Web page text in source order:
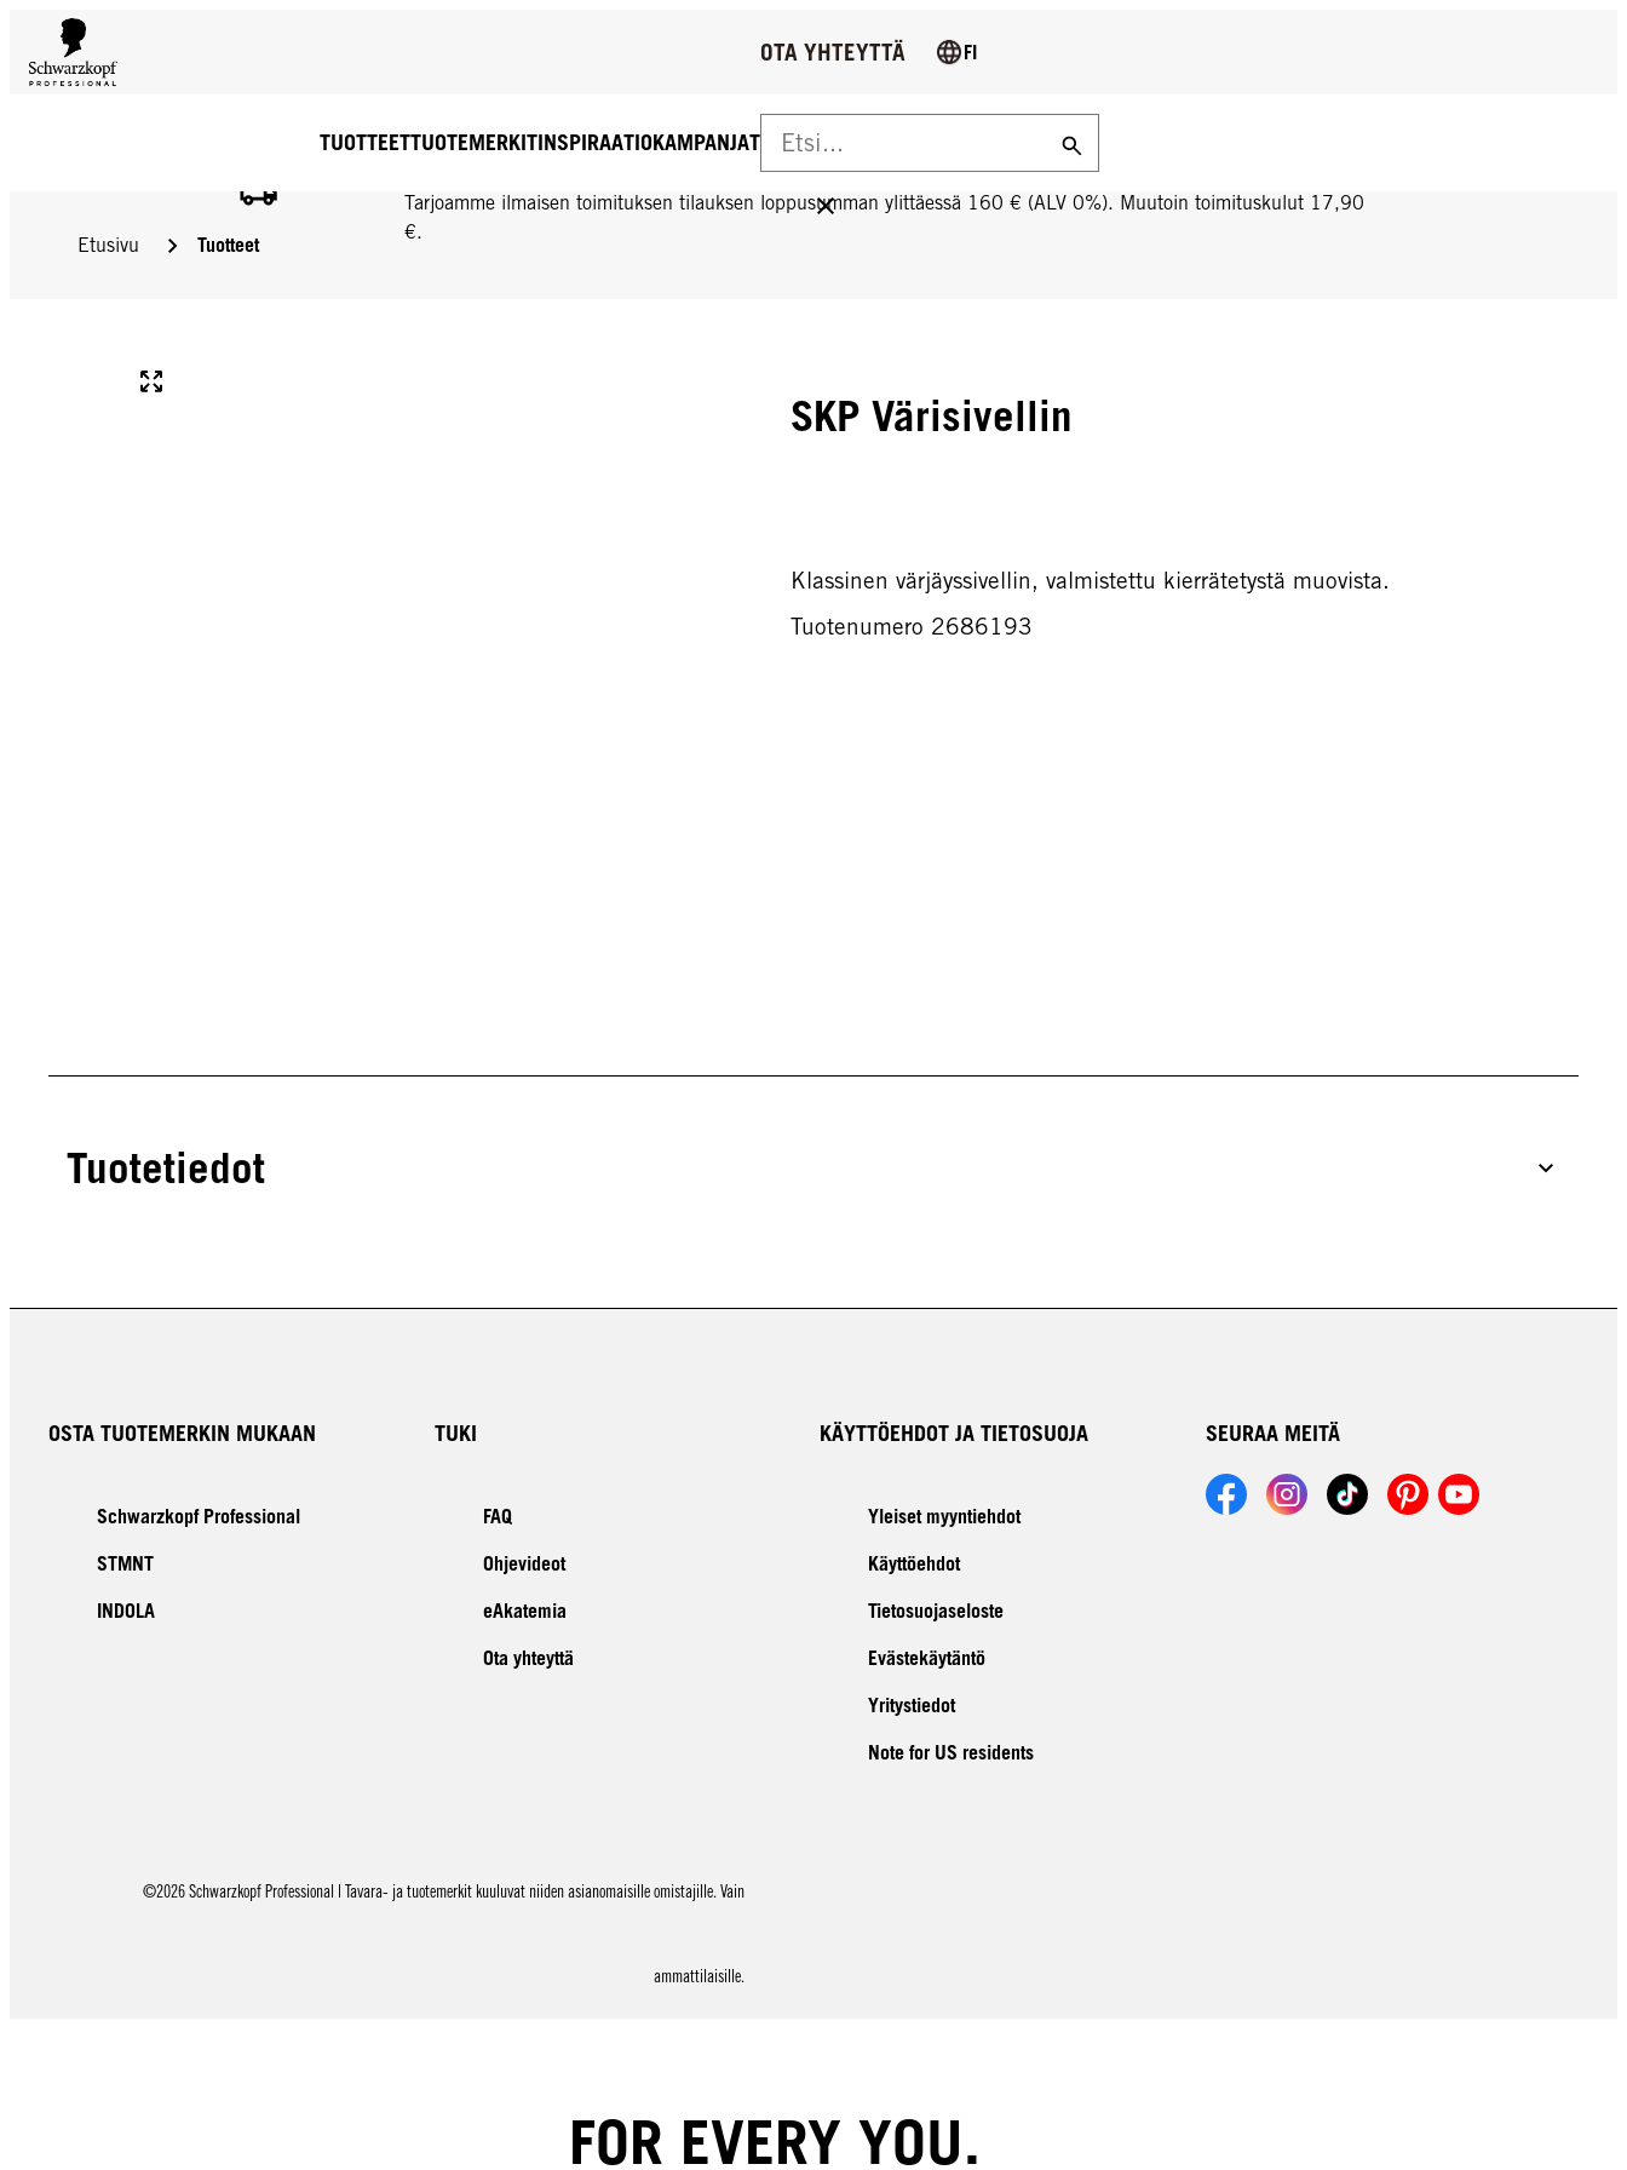
Tarjoamme ilmaisen toimituksen tilauksen loppusumman ylittäessä 160 € (ALV 0%). Muutoin toimituskulut 17,90
€.
TUOTTEETTUOTEMERKITINSPIRAATIOKAMPANJAT
OTA YHTEYTTÄ FI
Etusivu Tuotteet
SKP Värisivellin
Klassinen värjäyssivellin, valmistettu kierrätetystä muovista.
Tuotenumero 2686193
Tuotetiedot
OSTA TUOTEMERKIN MUKAAN
Schwarzkopf Professional
STMNT
INDOLA
TUKI
FAQ
Ohjevideot
eAkatemia
Ota yhteyttä
KÄYTTÖEHDOT JA TIETOSUOJA
Yleiset myyntiehdot
Käyttöehdot
Tietosuojaseloste
Evästekäytäntö
Yritystiedot
Note for US residents
SEURAA MEITÄ
©2026 Schwarzkopf Professional | Tavara- ja tuotemerkit kuuluvat niiden asianomaisille omistajille. Vain
ammattilaisille.
FOR EVERY YOU.